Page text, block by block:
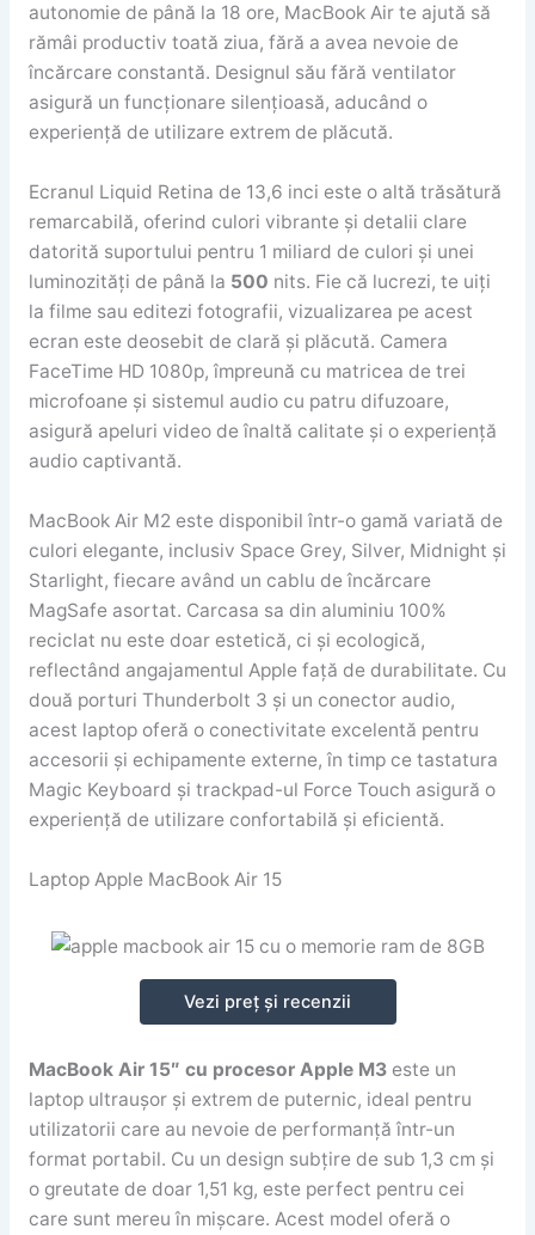
autonomie de până la 18 ore, MacBook Air te ajută să
rămâi productiv toată ziua, fără a avea nevoie de
încărcare constantă. Designul său fără ventilator
asigură un funcționare silențioasă, aducând o
experiență de utilizare extrem de plăcută.
Ecranul Liquid Retina de 13,6 inci este o altă trăsătură
remarcabilă, oferind culori vibrante și detalii clare
datorită suportului pentru 1 miliard de culori și unei
luminozități de până la 500 nits. Fie că lucrezi, te uiți
la filme sau editezi fotografii, vizualizarea pe acest
ecran este deosebit de clară și plăcută. Camera
FaceTime HD 1080p, împreună cu matricea de trei
microfoane și sistemul audio cu patru difuzoare,
asigură apeluri video de înaltă calitate și o experiență
audio captivantă.
MacBook Air M2 este disponibil într-o gamă variată de
culori elegante, inclusiv Space Grey, Silver, Midnight și
Starlight, fiecare având un cablu de încărcare
MagSafe asortat. Carcasa sa din aluminiu 100%
reciclat nu este doar estetică, ci și ecologică,
reflectând angajamentul Apple față de durabilitate. Cu
două porturi Thunderbolt 3 și un conector audio,
acest laptop oferă o conectivitate excelentă pentru
accesorii și echipamente externe, în timp ce tastatura
Magic Keyboard și trackpad-ul Force Touch asigură o
experiență de utilizare confortabilă și eficientă.
Laptop Apple MacBook Air 15
Vezi preț și recenzii
MacBook Air 15″ cu procesor Apple M3este un
laptop ultraușor și extrem de puternic, ideal pentru
utilizatorii care au nevoie de performanță într-un
format portabil. Cu un design subțire de sub 1,3 cm și
o greutate de doar 1,51 kg, este perfect pentru cei
care sunt mereu în mișcare. Acest model oferă o